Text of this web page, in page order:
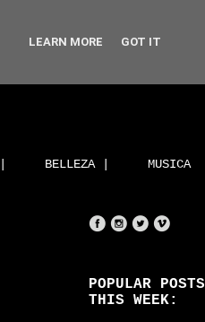
BELLEZA | MUSICA
POPULAR POSTS
THIS WEEK:
LEARN MORE GOT IT